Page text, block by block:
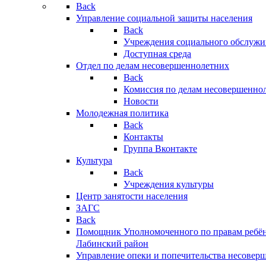
Back
Управление социальной защиты населения
Back
Учреждения социального
Доступная среда
Отдел по делам несовершеннолетних
Back
Комиссия по делам
Новости
Молодежная политика
Back
Контакты
Группа Вконтакте
Культура
Back
Учреждения культуры
Центр занятости населения
ЗАГС
Back
Помощник Уполномоченного по правам
Лабинский район
Управление опеки и попечительства